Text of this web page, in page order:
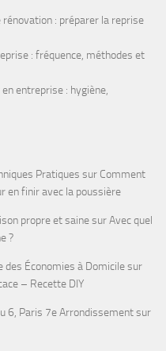
: préparer la reprise
: fréquence, méthodes et
entreprise : hygiène,
Pratiques sur Comment
en finir avec la poussière
propre et sainesurAvec quel
?
des Économies à Domicilesur
– Recette DIY
6, Paris 7e Arrondissementsur